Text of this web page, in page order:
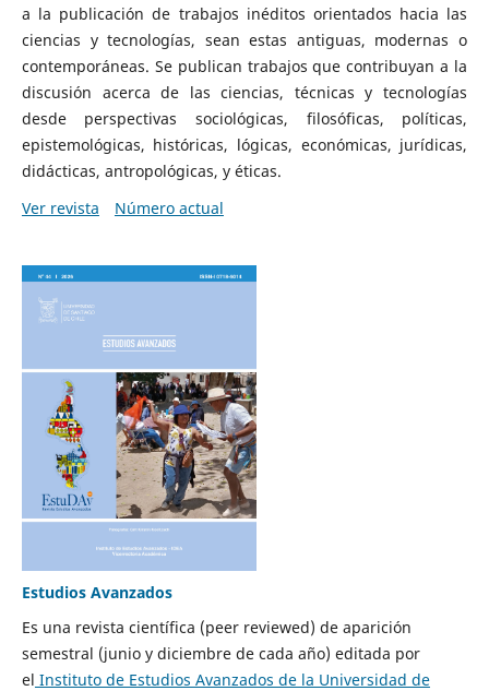
a la publicación de trabajos inéditos orientados hacia las
ciencias y tecnologías, sean estas antiguas, modernas o
contemporáneas. Se publican trabajos que contribuyan a la
discusión acerca de las ciencias, técnicas y tecnologías
desde perspectivas sociológicas, filosóficas, políticas,
epistemológicas, históricas, lógicas, económicas, jurídicas,
didácticas, antropológicas, y éticas.
Ver revista
Número actual
Estudios Avanzados
Es una revista científica (peer reviewed) de aparición
semestral (junio y diciembre de cada año) editada por
el Instituto de Estudios Avanzados de la Universidad de